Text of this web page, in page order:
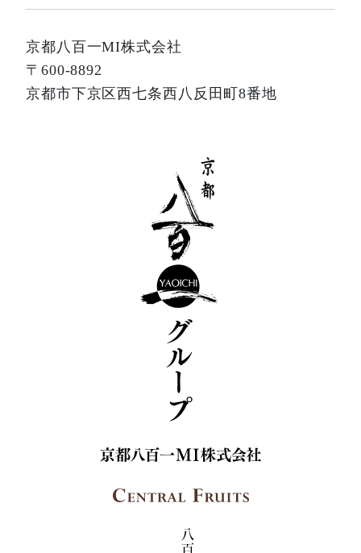
京都八百一MI株式会社
〒600-8892
京都市下京区西七条西八反田町8番地